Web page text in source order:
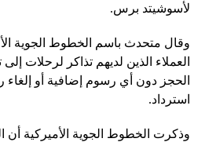
لأسوشيتد برس.
وقال متحدث باسم الخطوط الجوية
العملاء الذين لديهم تذاكر لرحلات
الحجز دون أي رسوم إضافية أو
استرداد.
وذكرت الخطوط الجوية الأميركية أن